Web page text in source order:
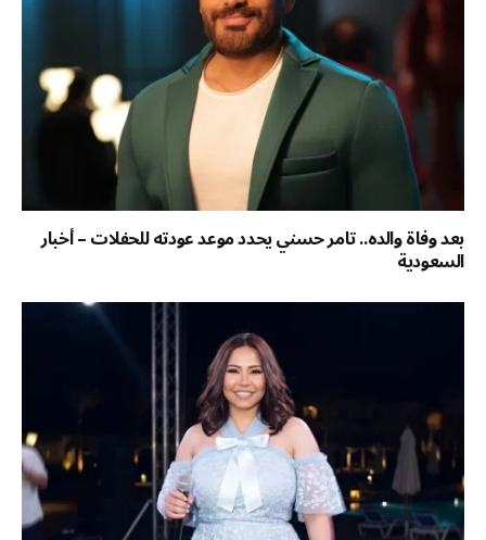
بعد وفاة والده.. تامر حسني يحدد موعد عودته للحفلات – أخبار
السعودية